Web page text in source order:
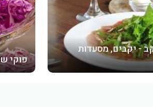
- יקבים, מסעדות
פוקי